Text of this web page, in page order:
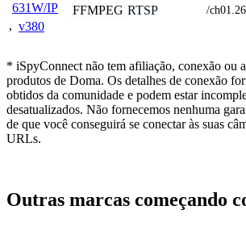
631W/IP
, v380
FFMPEG RTSP /
* iSpyConnect não tem afiliação, conexão ou
produtos de Doma. Os detalhes de conexão
obtidos da comunidade e podem estar
desatualizados. Não fornecemos nenhuma
de que você conseguirá se conectar às suas
URLs.
Outras marcas começando